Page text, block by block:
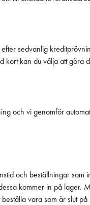
sedvanlig
kort kan du välja att göra
och vi genomför
och beställningar
kommer in på lager.
vara som är slut